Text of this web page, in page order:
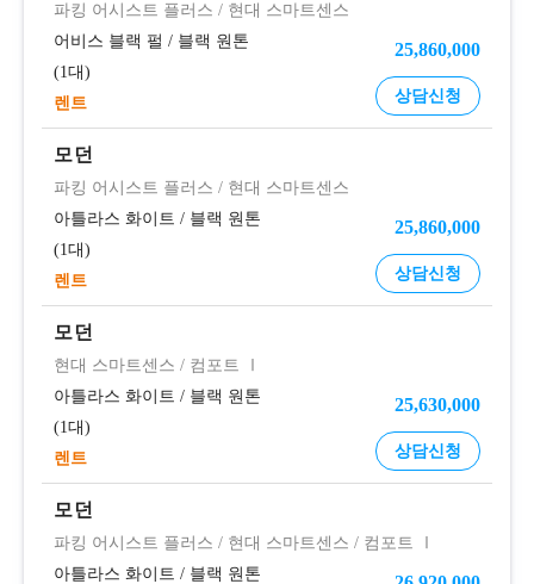
파킹 어시스트 플러스 / 현대 스마트센스
어비스 블랙 펄 / 블랙 원톤 25,860,000
1대
렌트
상담신청
모던
파킹 어시스트 플러스 / 현대 스마트센스
아틀라스 화이트 / 블랙 원톤 25,860,000
1대
렌트
상담신청
모던
현대 스마트센스 / 컴포트 Ⅰ
아틀라스 화이트 / 블랙 원톤 25,630,000
1대
렌트
상담신청
모던
파킹 어시스트 플러스 / 현대 스마트센스 / 컴포트 Ⅰ
아틀라스 화이트 / 블랙 원톤